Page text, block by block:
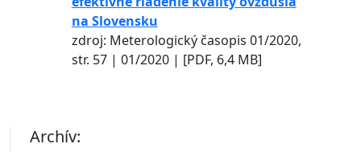
na Slovensku
zdroj: Meterologický časopis 01/2020,
str. 57 | 01/2020 | [PDF, 6,4 MB]
Archív: